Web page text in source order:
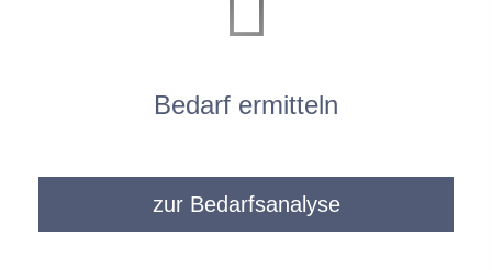
Bedarf ermitteln
zur Bedarfsanalyse